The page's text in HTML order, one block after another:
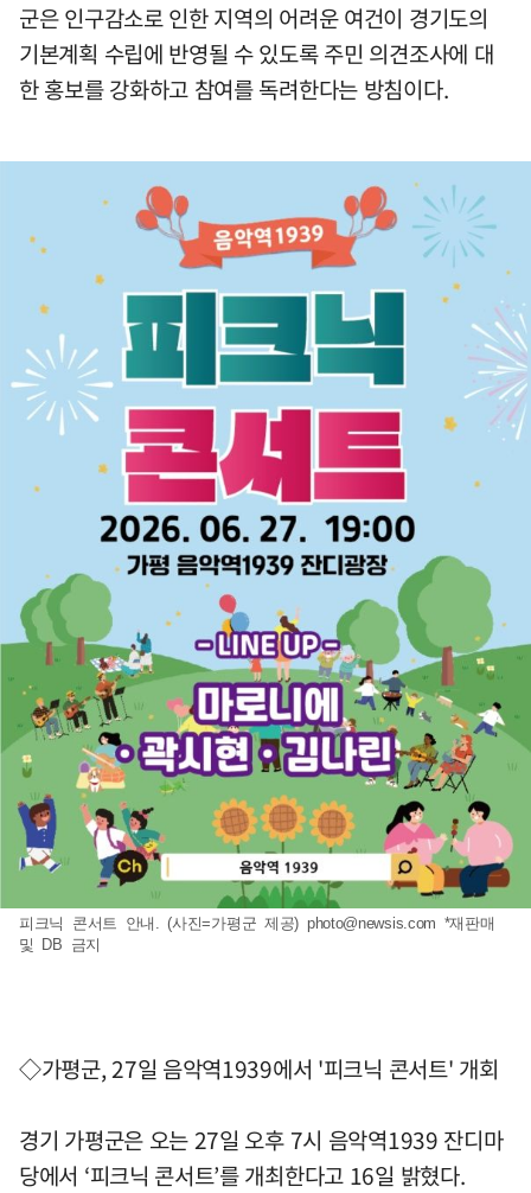
군은 인구감소로 인한 지역의 어려운 여건이 경기도의
기본계획 수립에 반영될 수 있도록 주민 의견조사에 대
한 홍보를 강화하고 참여를 독려한다는 방침이다.
피크닉 콘서트 안내. (사진=가평군 제공) photo@newsis.com *재판매
및 DB 금지
◇가평군, 27일 음악역1939에서 '피크닉 콘서트' 개회
경기 가평군은 오는 27일 오후 7시 음악역1939 잔디마
당에서 ‘피크닉 콘서트’를 개최한다고 16일 밝혔다.